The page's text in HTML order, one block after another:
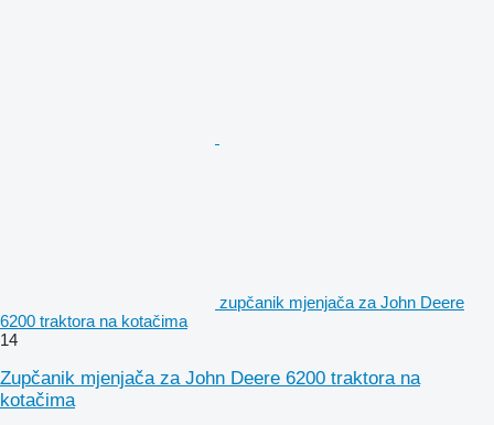
zupčanik mjenjača za John Deere
6200 traktora na kotačima
14
Zupčanik mjenjača za John Deere 6200 traktora na
kotačima